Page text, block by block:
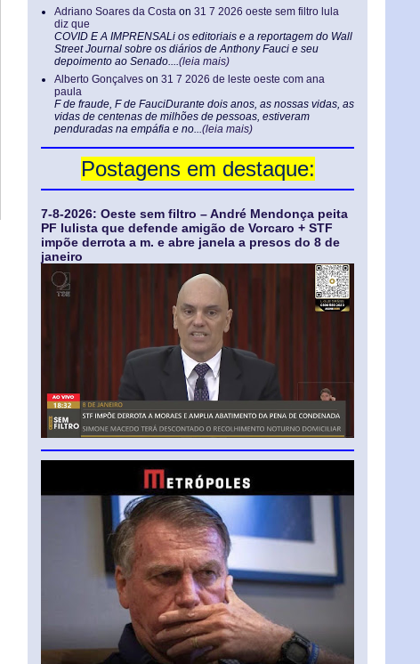
Adriano Soares da Costa on 31 7 2026 oeste sem filtro lula
diz que
COVID E A IMPRENSALi os editoriais e a reportagem do Wall
Street Journal sobre os diários de Anthony Fauci e seu
depoimento ao Senado....(leia mais)
Alberto Gonçalves on 31 7 2026 de leste oeste com ana
paula
F de fraude, F de FauciDurante dois anos, as nossas vidas, as
vidas de centenas de milhões de pessoas, estiveram
penduradas na empáfia e no...(leia mais)
Postagens em destaque:
7-8-2026: Oeste sem filtro – André Mendonça peita
PF lulista que defende amigão de Vorcaro + STF
impõe derrota a m. e abre janela a presos do 8 de
janeiro